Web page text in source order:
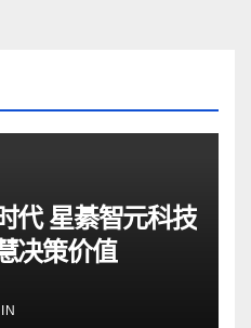
代 星綦智元科技
决策价值